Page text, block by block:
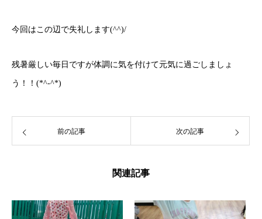
今回はこの辺で失礼します(^^)/
残暑厳しい毎日ですが体調に気を付けて元気に過ごしましょ
う！！(*^-^*)
前の記事 次の記事
関連記事